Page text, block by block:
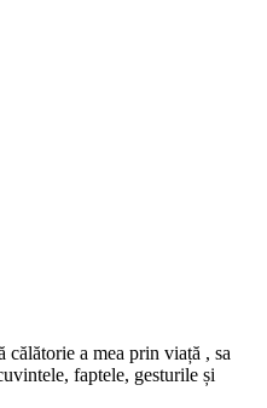
călătorie a mea prin viață , sa
faptele, gesturile și